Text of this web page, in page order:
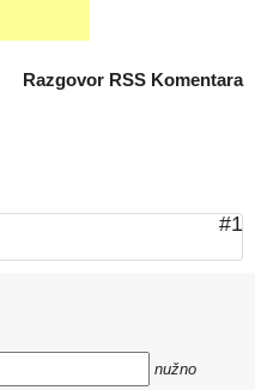
Razgovor RSS Komentara
#1
nužno